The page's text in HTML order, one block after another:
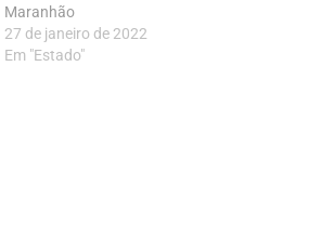
Maranhão
27 de janeiro de 2022
Em "Estado"